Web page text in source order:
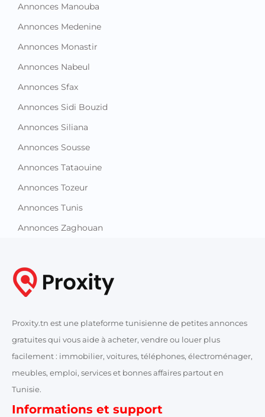
Annonces Manouba
Annonces Medenine
Annonces Monastir
Annonces Nabeul
Annonces Sfax
Annonces Sidi Bouzid
Annonces Siliana
Annonces Sousse
Annonces Tataouine
Annonces Tozeur
Annonces Tunis
Annonces Zaghouan
Proxity.tn est une plateforme tunisienne de petites annonces
gratuites qui vous aide à acheter, vendre ou louer plus
facilement : immobilier, voitures, téléphones, électroménager,
meubles, emploi, services et bonnes affaires partout en
Tunisie.
Informations et support